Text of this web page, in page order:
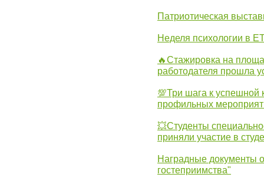
Патриотическая
Неделя психологии в
🔥Стажировка на
работодателя прошла
💯Три шага к успешной
профильных
💥Студенты
приняли участие в
Наградные документы
гостеприимства"